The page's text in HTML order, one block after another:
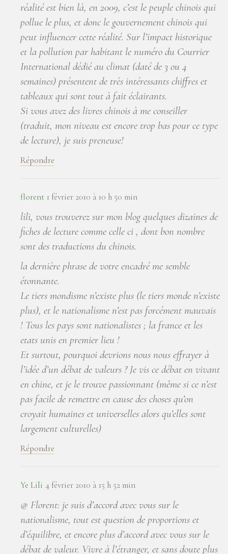
réalité est bien là, en 2009, c’est le peuple chinois qui
pollue le plus, et donc le gouvernement chinois qui
peut influencer cette réalité. Sur l’impact historique
et la pollution par habitant le numéro du Courrier
International dédié au climat (daté de 3 ou 4
semaines) présentent de très intéressants chiffres et
tableaux qui sont tout à fait éclairants.
Si vous avez des livres chinois à me conseiller
(traduit, mon niveau est encore trop bas pour ce type
de lecture), je suis preneuse!
Répondre
florent 1 février 2010 à 10 h 50 min
lili, vous trouverez sur mon blog quelques dizaines de
fiches de lecture comme celle ci , dont bon nombre
sont des traductions du chinois.
la dernière phrase de votre encadré me semble
étonnante.
Le tiers mondisme n’existe plus (le tiers monde n’existe
plus), et le nationalisme n’est pas forcément mauvais
! Tous les pays sont nationalistes ; la france et les
etats unis en premier lieu !
Et surtout, pourquoi devrions nous nous effrayer à
l’idée d’un débat de valeurs ? Je vis ce débat en vivant
en chine, et je le trouve passionnant (même si ce n’est
pas facile de remettre en cause des choses qu’on
croyait humaines et universelles alors qu’elles sont
largement culturelles)
Répondre
Ye Lili 4 février 2010 à 15 h 52 min
@ Florent: je suis d’accord avec vous sur le
nationalisme, tout est question de proportions et
d’équilibre, et encore plus d’accord avec vous sur le
débat de valeur. Vivre à l’étranger, et sans doute plus